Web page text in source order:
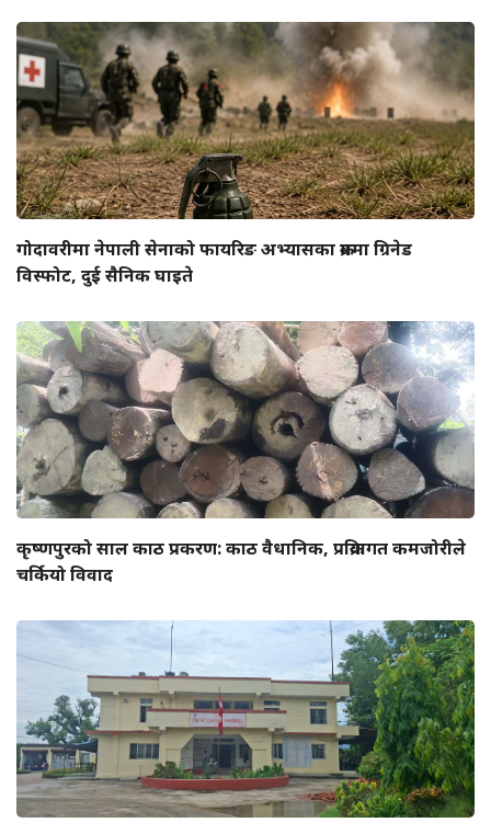
गोदावरीमा नेपाली सेनाको फायरिङ अभ्यासका क्रममा ग्रिनेड
विस्फोट, दुई सैनिक घाइते
कृष्णपुरको साल काठ प्रकरण: काठ वैधानिक, प्रक्रियागत कमजोरीले
चर्कियो विवाद